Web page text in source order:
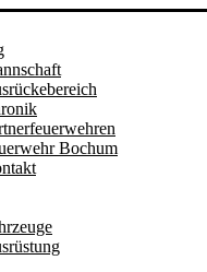
Bochum